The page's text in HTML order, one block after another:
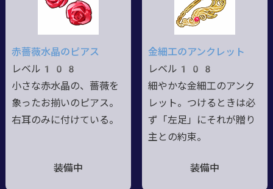
赤薔薇水晶のピアス
レベル108
小さな赤水晶の、薔薇を
象ったお揃いのピアス。
右耳のみに付けている。
装備中
金細工のアンクレット
レベル108
細やかな金細工のアンク
レット。つけるときは必
ず「左足」にそれが贈り
主との約束。
装備中